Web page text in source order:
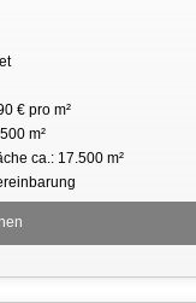
€ pro m²
m²
ca.: 17.500 m²